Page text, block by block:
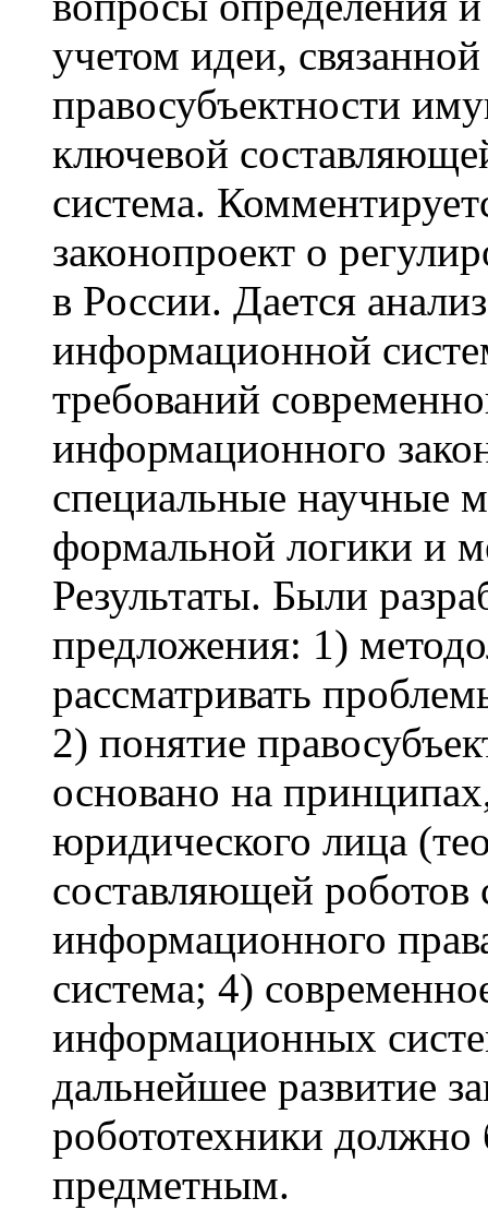
учетом идеи,
правосубъектности
ключевой
система.
законопроект о
в России. Дается
информационной
требований
информационного
специальные научные
формальной логики и
Результаты. Были
предложения: 1)
рассматривать
2) понятие
основано на
юридического лица
составляющей роботов
информационного
система; 4)
информационных
дальнейшее развитие
робототехники
предметным.